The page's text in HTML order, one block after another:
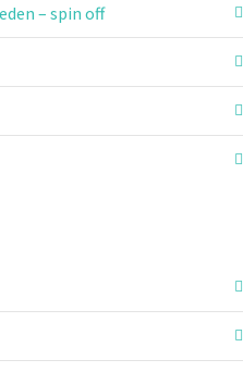
– spin off